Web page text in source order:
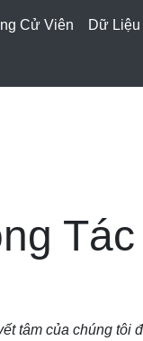
Cử Viên Dữ
tâm của chúng